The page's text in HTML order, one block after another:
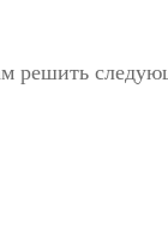
решить